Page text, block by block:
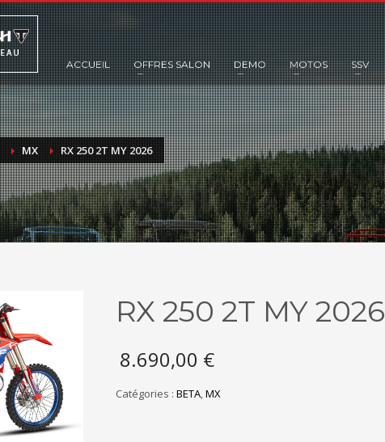
ACCUEIL OFFRES SALON DEMO MOTOS SSV
MX RX 250 2T MY 2026
RX 250 2T MY 2026
8.690,00 €
Catégories : BETA,MX